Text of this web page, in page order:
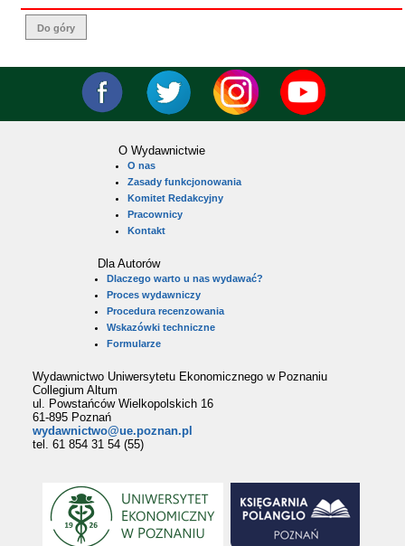
Do góry
O Wydawnictwie
O nas
Zasady funkcjonowania
Komitet Redakcyjny
Pracownicy
Kontakt
Dla Autorów
Dlaczego warto u nas wydawać?
Proces wydawniczy
Procedura recenzowania
Wskazówki techniczne
Formularze
Wydawnictwo Uniwersytetu Ekonomicznego w Poznaniu
Collegium Altum
ul. Powstańców Wielkopolskich 16
61-895 Poznań
wydawnictwo@ue.poznan.pl
tel. 61 854 31 54 (55)